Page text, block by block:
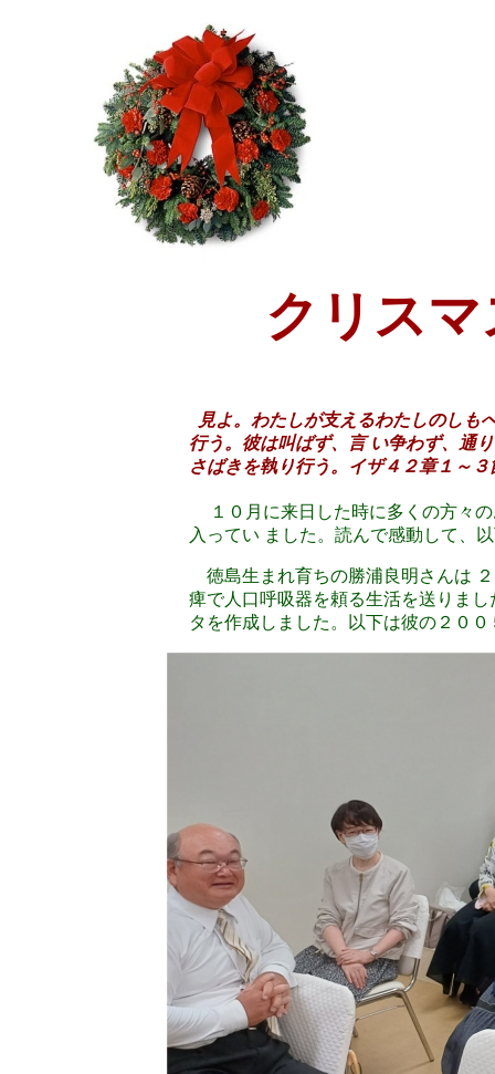
クリス
見よ。わたしが支えるわたしのしも
行う。彼は叫ばず、言 い争わず、通
さばきを執り行う。イザ４２章１～３
１０月に来日した時に多くの方々
入ってい ました。読んで感動して、
徳島生まれ育ちの勝浦良明さんは
痺で人口呼吸器を頼る生活を送りま
タを作成しました。以下は彼の２０